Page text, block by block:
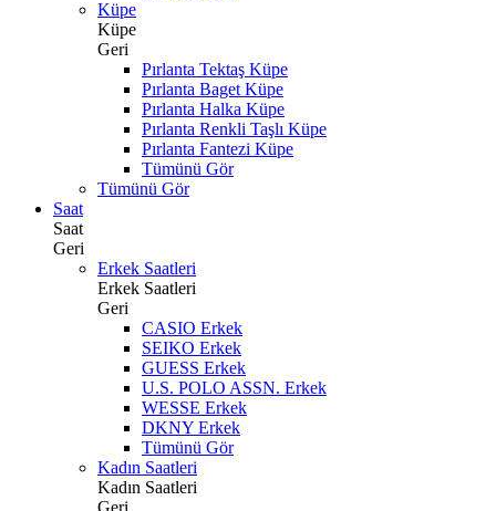
Küpe
Küpe
Geri
Pırlanta Tektaş Küpe
Pırlanta Baget Küpe
Pırlanta Halka Küpe
Pırlanta Renkli Taşlı Küpe
Pırlanta Fantezi Küpe
Tümünü Gör
Tümünü Gör
Saat
Saat
Geri
Erkek Saatleri
Erkek Saatleri
Geri
CASIO Erkek
SEIKO Erkek
GUESS Erkek
U.S. POLO ASSN. Erkek
WESSE Erkek
DKNY Erkek
Tümünü Gör
Kadın Saatleri
Kadın Saatleri
Geri